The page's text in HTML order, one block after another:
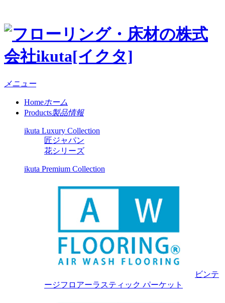
メニュー
Homeホーム
Products製品情報
ikuta Luxury Collection
匠ジャパン
花シリーズ
ikuta Premium Collection
ビンテ
ージフロアーラスティック パーケット